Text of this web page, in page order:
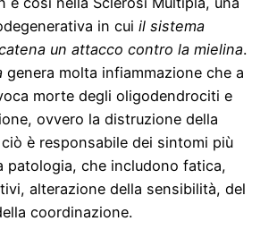
in cui il sistema
un attacco contro la mielina.
genera molta infiammazione che a
morte degli oligodendrociti e
ovvero la distruzione della
è responsabile dei sintomi più
patologia, che includono fatica,
alterazione della sensibilità, del
coordinazione.